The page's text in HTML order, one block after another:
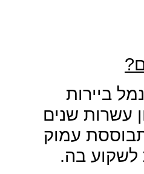
ביירות
עשרות שנים
עמוק
לשקוע בה.